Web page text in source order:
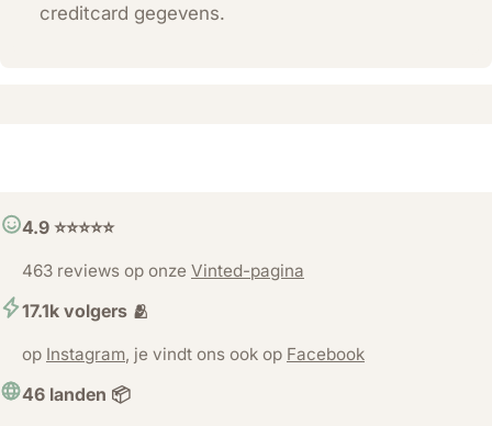
creditcard gegevens.
4.9 ⭐️⭐️⭐️⭐️⭐️
463 reviews op onze Vinted-pagina
17.1k volgers 🫂
op Instagram, je vindt ons ook op Facebook
46 landen 📦